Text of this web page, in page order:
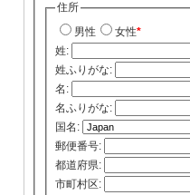
住所
男性
女性*
姓:
姓ふりがな:
名:
名ふりがな:
国名:
郵便番号:
都道府県:
市町村区: